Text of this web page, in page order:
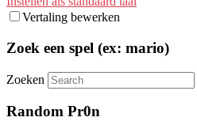
Vertaling bewerken
Zoek een spel (ex: mario)
Zoeken
Random Pr0n